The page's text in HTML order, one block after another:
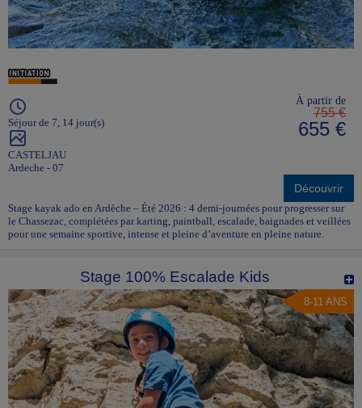
Séjour de 7, 14 jour(s)
CASTELJAU
Ardeche - 07
À partir de
755 €
655 €
Découvrir
Stage kayak ado en Ardèche – Été 2026 : 4 demi-journées pour progresser sur
le Chassezac, complétées par karting, paintball, escalade, baignades et veillées
pour une semaine sportive, intense et pleine d’aventure en pleine nature.
Stage 100% Escalade Kids
8-11 ANS